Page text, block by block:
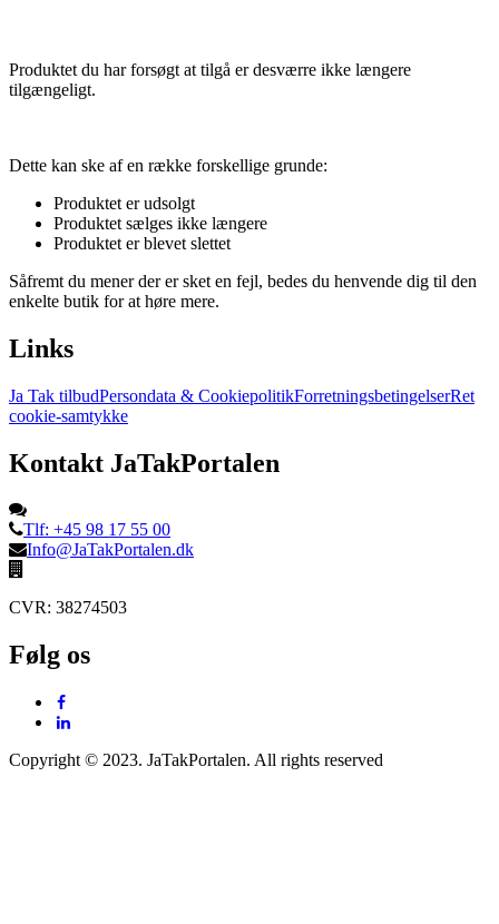
Produktet du har forsøgt at tilgå er desværre ikke længere
tilgængeligt.
Dette kan ske af en række forskellige grunde:
Produktet er udsolgt
Produktet sælges ikke længere
Produktet er blevet slettet
Såfremt du mener der er sket en fejl, bedes du henvende dig til den
enkelte butik for at høre mere.
Links
Ja Tak tilbudPersondata & CookiepolitikForretningsbetingelserRet
cookie-samtykke
Kontakt JaTakPortalen
Tlf: +45 98 17 55 00
Info@JaTakPortalen.dk
CVR: 38274503
Følg os
Copyright © 2023. JaTakPortalen. All rights reserved